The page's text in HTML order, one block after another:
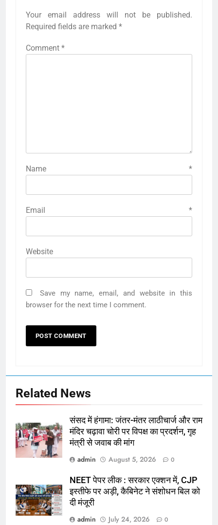
Your email address will not be published.
Required fields are marked *
Comment *
Name *
Email *
Website
Save my name, email, and website in this
browser for the next time I comment.
Related News
संसद में हंगामा: जंतर-मंतर लाठीचार्ज और राम
मंदिर चढ़ावा चोरी पर विपक्ष का प्रदर्शन, गृह
मंत्री से जवाब की मांग
admin
August 5, 2026 0
NEET पेपर लीक : सरकार एक्शन में, CJP
इस्तीफे पर अड़ी, कैबिनेट ने संशोधन बिल को
दी मंजूरी
admin
July 24, 2026 0